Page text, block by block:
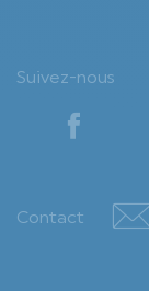
Suivez-nous
YouTube
Contact